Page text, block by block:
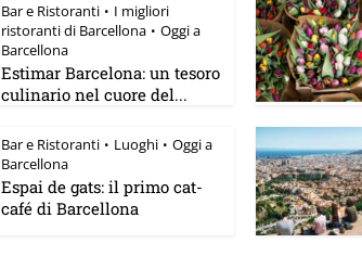
Bar e Ristoranti • I migliori
ristoranti di Barcellona • Oggi a
Barcellona
Estimar Barcelona: un tesoro
culinario nel cuore del...
Bar e Ristoranti • Luoghi • Oggi a
Barcellona
Espai de gats: il primo cat-
café di Barcellona